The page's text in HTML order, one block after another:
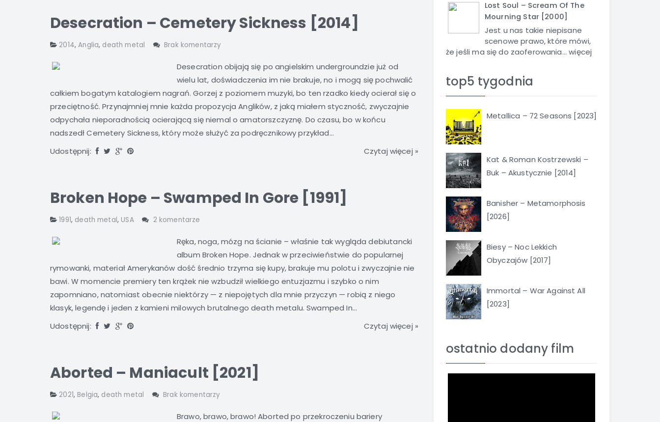
Desecration – Cemetery Sickness [2014]
2014,Anglia, death metal Brak komentarzy
Desecration obijają się po angielskim undergroundzie już od
wielu lat, doświadczenia im nie brakuje, no i mogą się pochwalić
całkiem bogatym katalogiem nagrań. Gorzej z poziomem muzyki, bo ten rzadko kiedy ocierał się o
przeciętność. Przynajmniej mnie każda propozycja Anglików, z jaką miałem styczność, zwyczajnie
odpychała nieporadnością ocierającą się niemal o amatorszczyznę. Do czasu, bo w końcu
nadszedł Cemetery Sickness, który może służyć za podręcznikowy przykład...
Udostępnij:
Czytaj więcej »
Broken Hope – Swamped In Gore [1991]
1991, death metal, USA 2 komentarze
Ręka, noga, mózg na ścianie – właśnie tak wygląda debiutancki
album Broken Hope. Jednak w przeciwieństwie do popularnej
rymowanki, materiał Amerykanów dość średnio trzyma się kupy, brakuje mu polotu i zwyczajnie nie
bawi. W momencie premiery ten krążek nie wzbudził wielkiego entuzjazmu i szybko o nim
zapomniano, natomiast obecnie niektórzy — z niepojętych dla mnie przyczyn — robią z niego
klasyk, legendę i jeden z kamieni milowych brutalnego death metalu. Swamped In...
Udostępnij:
Czytaj więcej »
Aborted – Maniacult [2021]
2021, Belgia, death metal Brak komentarzy
Brawo, brawo, brawo! Aborted po przekroczeniu bariery
Lost Soul – Scream Of The
Mourning Star [2000]
Jest u nas takie niepisane
scenowe prawo, które mówi,
że jeśli ma się do zaoferowania...więcej
top5 tygodnia
Metallica – 72 Seasons [2023]
Kat & Roman Kostrzewski –
Buk – Akustycznie [2014]
Banisher – Metamorphosis
[2026]
Biesy – Noc Lekkich
Obyczajów [2017]
Immortal – War Against All
[2023]
ostatnio dodany film